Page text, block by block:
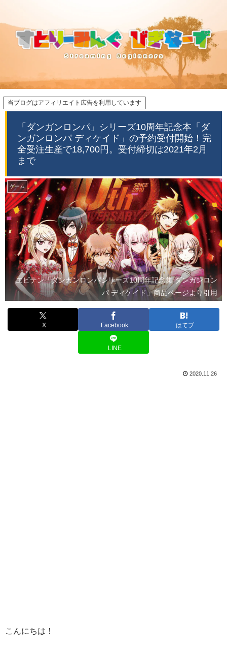
当ブログはアフィリエイト広告を利用しています
「ダンガンロンパ」シリーズ10周年記念本「ダ
ンガンロンパ ディケイド」の予約受付開始！完
全受注生産で18,700円。受付締切は2021年2月
まで
ゲーム
エビテン「ダンガンロンパシリーズ10周年記念集 ダンガンロン
パ ディケイド」商品ページより引用
X Facebook はてブ
LINE
2020.11.26
こんにちは！